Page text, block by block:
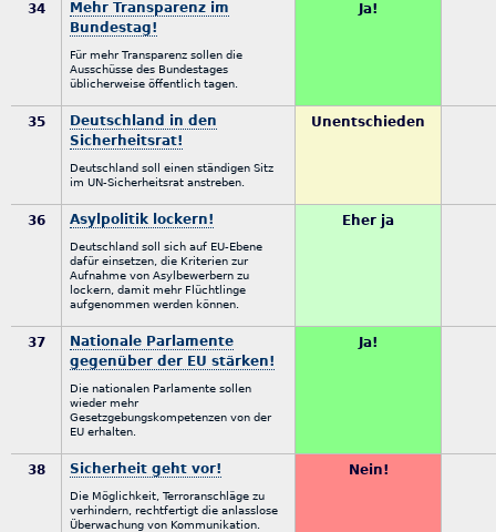
34
Mehr Transparenz im
Bundestag!
Für mehr Transparenz sollen die
Ausschüsse des Bundestages
üblicherweise öffentlich tagen.
Ja!
35
Deutschland in den
Sicherheitsrat!
Deutschland soll einen ständigen Sitz
im UN-Sicherheitsrat anstreben.
Unentschieden
36 Asylpolitik lockern!
Deutschland soll sich auf EU-Ebene
dafür einsetzen, die Kriterien zur
Aufnahme von Asylbewerbern zu
lockern, damit mehr Flüchtlinge
aufgenommen werden können.
Eher ja
37
Nationale Parlamente
gegenüber der EU stärken!
Die nationalen Parlamente sollen
wieder mehr
Gesetzgebungskompetenzen von der
EU erhalten.
Ja!
38 Sicherheit geht vor!
Die Möglichkeit, Terroranschläge zu
verhindern, rechtfertigt die anlasslose
Überwachung von Kommunikation.
Nein!